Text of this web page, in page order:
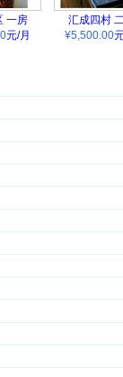
一房
元/月
汇成四村
¥5,500.00